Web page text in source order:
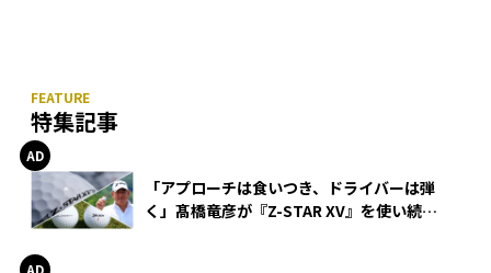
特集記事
「アプローチは食いつき、ドライバーは弾
く」髙橋竜彦が『Z-STAR XV』を使い続け